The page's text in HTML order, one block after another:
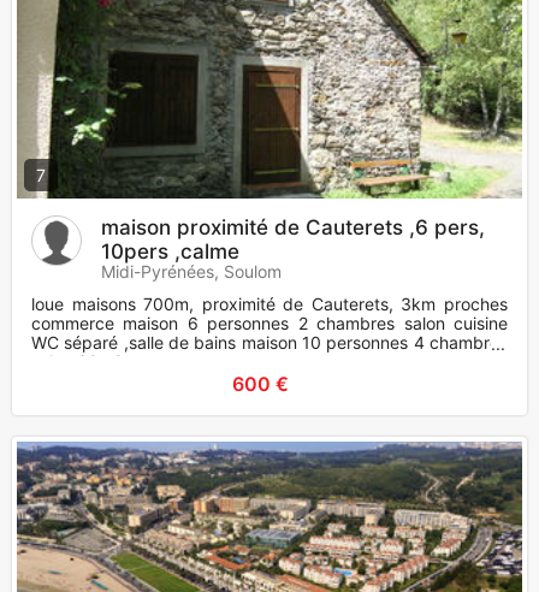
7
maison proximité de Cauterets ,6 pers,
10pers ,calme
Midi-Pyrénées, Soulom
loue maisons 700m, proximité de Cauterets, 3km proches
commerce maison 6 personnes 2 chambres salon cuisine
WC séparé ,salle de bains maison 10 personnes 4 chambres
salon 30m2 c
600 €